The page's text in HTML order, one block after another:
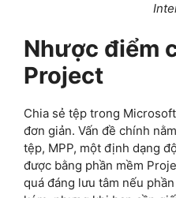
Nhược điểm
Project
Chia sẻ tệp trong
đơn giản. Vấn đề chính
tệp, MPP, một định dạng
được bằng phần mềm
quá đáng lưu tâm nếu